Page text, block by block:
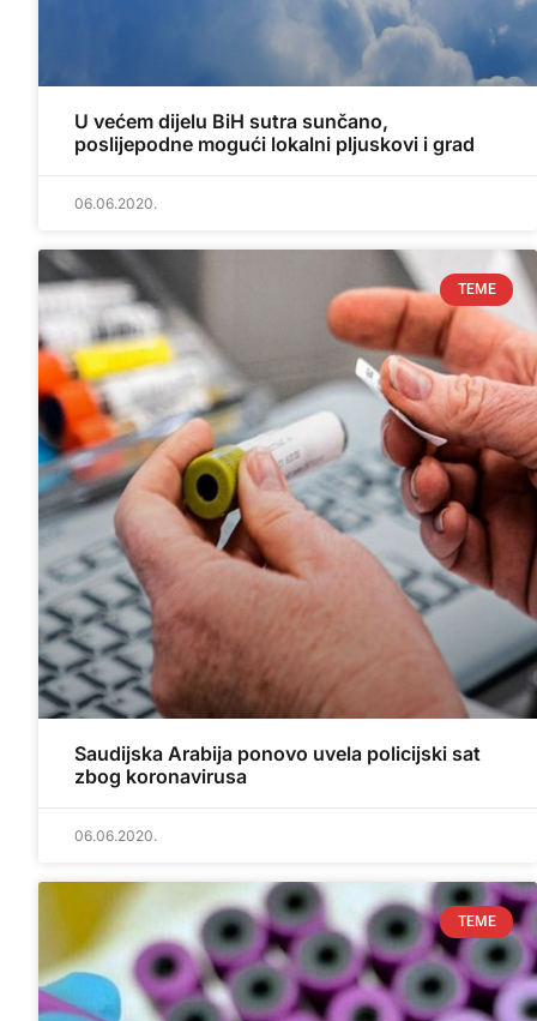
U većem dijelu BiH sutra sunčano,
poslijepodne mogući lokalni pljuskovi i grad
06.06.2020.
TEME
Saudijska Arabija ponovo uvela policijski sat
zbog koronavirusa
06.06.2020.
TEME